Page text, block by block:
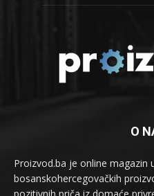
O
Proizvod.ba je online magazin
bosanskohercegovačkih